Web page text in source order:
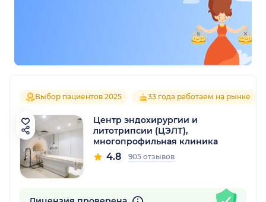
Выбор пациентов 2025 33 года работаем на рынке
Центр эндохирургии и
литотрипсии (ЦЭЛТ),
многопрофильная клиника
4.8 905 отзывов